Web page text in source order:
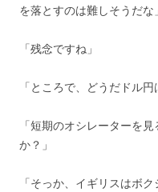
を落とすのは難しそうだな」
「残念ですね」
「ところで、どうだドル円
「短期のオシレーターを
か？」
「そっか、イギリスはボ